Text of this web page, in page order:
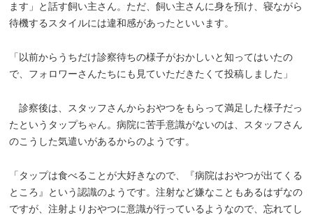
ます」と話す飼い主さん。ただ、飼い主さんに身を預け、寝ながら
待機するスタイルには違和感があったといいます。
「以前からうちだけ診察待ちの様子がおかしいと知ってはいたの
で、フォロワーさんたちにも見ていただきたくて投稿しました」
診察後は、スタッフさんからおやつをもらって満足した様子だっ
たというタップちゃん。病院に苦手意識がないのは、スタッフさん
のこうした気遣いがあるからのようです。
「タップは食べることが大好きなので、『病院はおやつが出てくる
ところ』という認識のようです。注射など嫌なこともあるはずなの
ですが、注射よりおやつに意識が行っているようなので、忘れてし